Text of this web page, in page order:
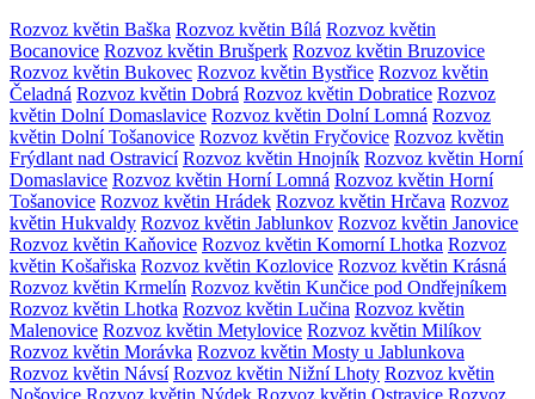
Rozvoz květin Baška Rozvoz květin Bílá Rozvoz květin
Bocanovice Rozvoz květin Brušperk Rozvoz květin Bruzovice
Rozvoz květin Bukovec Rozvoz květin Bystřice Rozvoz květin
Čeladná Rozvoz květin Dobrá Rozvoz květin Dobratice Rozvoz
květin Dolní Domaslavice Rozvoz květin Dolní Lomná Rozvoz
květin Dolní Tošanovice Rozvoz květin Fryčovice Rozvoz květin
Frýdlant nad Ostravicí Rozvoz květin Hnojník Rozvoz květin Horní
Domaslavice Rozvoz květin Horní Lomná Rozvoz květin Horní
Tošanovice Rozvoz květin Hrádek Rozvoz květin Hrčava Rozvoz
květin Hukvaldy Rozvoz květin Jablunkov Rozvoz květin Janovice
Rozvoz květin Kaňovice Rozvoz květin Komorní Lhotka Rozvoz
květin Košařiska Rozvoz květin Kozlovice Rozvoz květin Krásná
Rozvoz květin Krmelín Rozvoz květin Kunčice pod Ondřejníkem
Rozvoz květin Lhotka Rozvoz květin Lučina Rozvoz květin
Malenovice Rozvoz květin Metylovice Rozvoz květin Milíkov
Rozvoz květin Morávka Rozvoz květin Mosty u Jablunkova
Rozvoz květin Návsí Rozvoz květin Nižní Lhoty Rozvoz květin
Nošovice Rozvoz květin Nýdek Rozvoz květin Ostravice Rozvoz